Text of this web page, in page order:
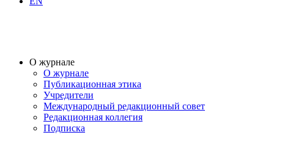
О журнале
О журнале
Публикационная этика
Учредители
Международный редакционный совет
Редакционная коллегия
Подписка